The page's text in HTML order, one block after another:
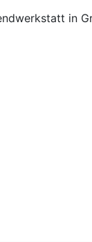
in